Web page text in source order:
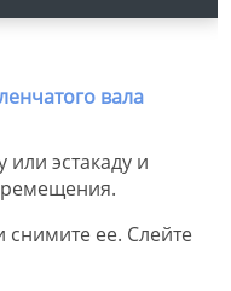
эстакаду и
снимите ее. Слейте